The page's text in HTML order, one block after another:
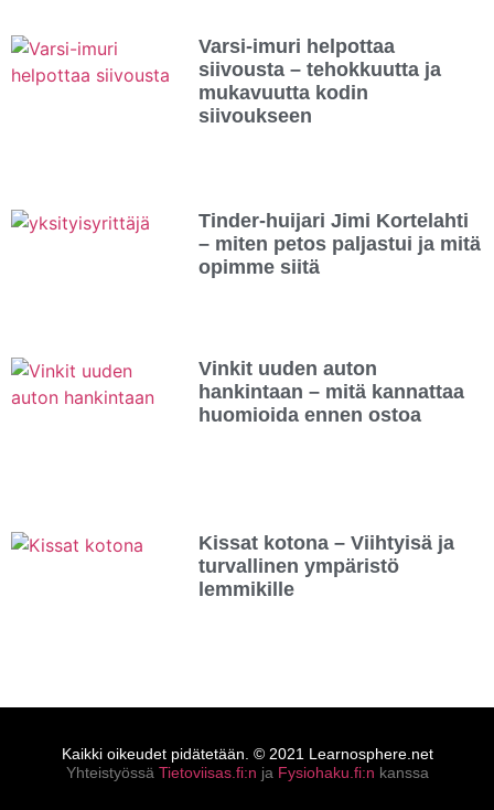
Varsi-imuri helpottaa
siivousta – tehokkuutta ja
mukavuutta kodin
siivoukseen
Tinder-huijari Jimi Kortelahti
– miten petos paljastui ja mitä
opimme siitä
Vinkit uuden auton
hankintaan – mitä kannattaa
huomioida ennen ostoa
Kissat kotona – Viihtyisä ja
turvallinen ympäristö
lemmikille
Kaikki oikeudet pidätetään. © 2021 Learnosphere.net
Yhteistyössä Tietoviisas.fi:n ja Fysiohaku.fi:n kanssa